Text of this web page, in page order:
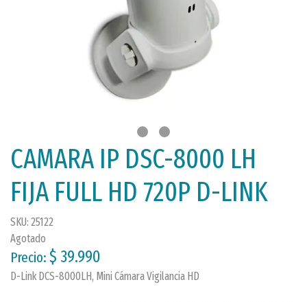
CAMARA IP DSC-8000 LH
FIJA FULL HD 720P D-LINK
SKU: 25122
Agotado
Precio: $ 39.990
D-Link DCS-8000LH, Mini Cámara Vigilancia HD